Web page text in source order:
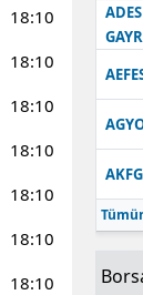
18:10
18:10
18:10
18:10
18:10
18:10
18:10